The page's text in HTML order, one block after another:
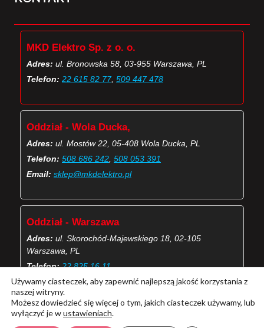
MKD Elektro Sp. z o. o.
Adres: ul. Bronowska 58, 03-955 Warszawa, PL
Telefon: 22 615 82 77, 509 447 478
Oddział - Wola Ducka,
Adres: ul. Mostów 22, 05-408 Wola Ducka, PL
Telefon: 508 686 242, 508 053 391
Email: sklep@mkdelektro.pl
Oddział - Warszawa
Adres: ul. Skorochód-Majewskiego 18, 02-105
Warszawa, PL
Telefon: 22 825 16 11
Email: skorochod@mkdelektro.pl
(Więcej o kontaktach MKD Elektro)
Używamy ciasteczek, aby zapewnić najlepszą jakość korzystania z
naszej witryny.
Możesz dowiedzieć się więcej o tym, jakich ciasteczek używamy, lub
wyłączyć je wustawieniach.